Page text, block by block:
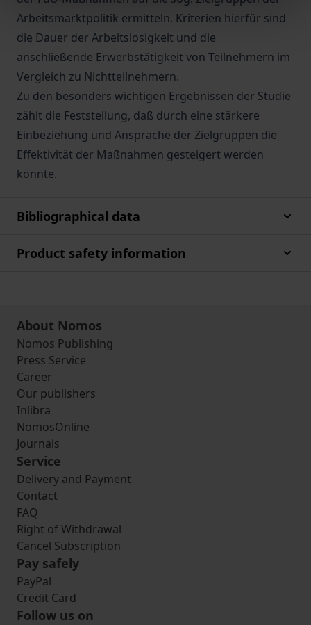
Arbeitsmarktpolitik ermitteln. Kriterien hierfür sind
die Dauer der Arbeitslosigkeit und die
anschließende Erwerbstätigkeit von Teilnehmern im
Vergleich zu Nichtteilnehmern.
Zu den besonders wichtigen Ergebnissen der Studie
zählt die Feststellung, daß durch eine stärkere
Einbeziehung und Ansprache der Zielgruppen die
Effektivität der Maßnahmen gesteigert werden
könnte.
Bibliographical data
Product safety information
About Nomos
Nomos Publishing
Press Service
Career
Our publishers
Inlibra
NomosOnline
Journals
Service
Delivery and Payment
Contact
FAQ
Right of Withdrawal
Cancel Subscription
Pay safely
PayPal
Credit Card
Follow us on